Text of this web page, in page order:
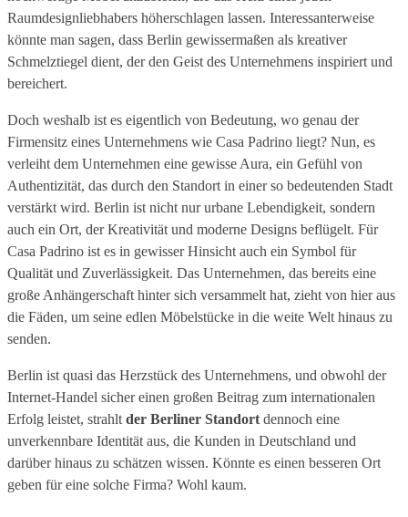
Raumdesignliebhabers höherschlagen lassen. Interessanterweise
könnte man sagen, dass Berlin gewissermaßen als kreativer
Schmelztiegel dient, der den Geist des Unternehmens inspiriert und
bereichert.
Doch weshalb ist es eigentlich von Bedeutung, wo genau der
Firmensitz eines Unternehmens wie Casa Padrino liegt? Nun, es
verleiht dem Unternehmen eine gewisse Aura, ein Gefühl von
Authentizität, das durch den Standort in einer so bedeutenden Stadt
verstärkt wird. Berlin ist nicht nur urbane Lebendigkeit, sondern
auch ein Ort, der Kreativität und moderne Designs beflügelt. Für
Casa Padrino ist es in gewisser Hinsicht auch ein Symbol für
Qualität und Zuverlässigkeit. Das Unternehmen, das bereits eine
große Anhängerschaft hinter sich versammelt hat, zieht von hier aus
die Fäden, um seine edlen Möbelstücke in die weite Welt hinaus zu
senden.
Berlin ist quasi das Herzstück des Unternehmens, und obwohl der
Internet-Handel sicher einen großen Beitrag zum internationalen
Erfolg leistet, strahltder Berliner Standortdennoch eine
unverkennbare Identität aus, die Kunden in Deutschland und
darüber hinaus zu schätzen wissen. Könnte es einen besseren Ort
geben für eine solche Firma? Wohl kaum.